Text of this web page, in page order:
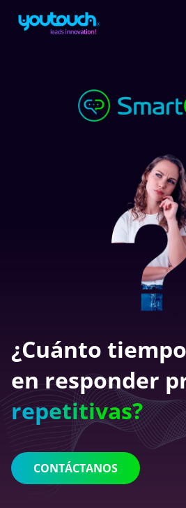
¿Cuánto
en responder
repetitivas?
CONTÁCTANOS